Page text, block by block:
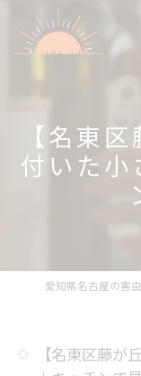
【名東
付いた小
【名東区藤が